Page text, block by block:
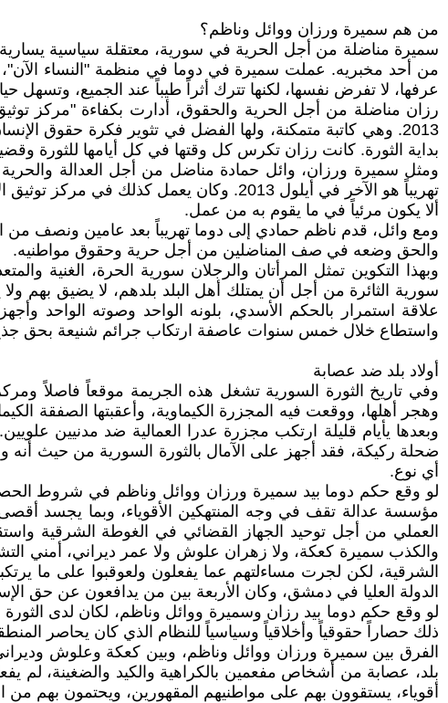
من هم سميرة ورزان ووائل وناظم؟
من أحد مخبريه. عملت سميرة في دوما في منظمة "النساء
عرفها، لا تفرض نفسها، لكنها تترك أثراً طيباً عند الجميع، وتسهل
رزان مناضلة من أجل الحرية والحقوق، أدارت بكفاءة "مركز
بداية الثورة. كانت رزان تكرس كل وقتها في كل أيامها للثورة
ومثل سميرة ورزان، وائل حمادة مناضل من أجل العدالة
تهريباً هو الآخر في أيلول 2013. وكان
ألا يكون مرئياً في ما يقوم به من عمل.
ومع وائل، قدم ناظم حمادي إلى دوما تهريباً بعد عامين ونصف
والحق وضعه في صف المناضلين من أجل حرية وحقوق مواطنيه.
وبهذا التكوين تمثل المرأتان والرجلان سورية الحرة، الغنية
سورية الثائرة من أجل أن يمتلك أهل البلد بلدهم، لا يضيق بهم
علاقة استمرار بالحكم الأسدي، بلونه الواحد وصوته الواحد
واستطاع خلال خمس سنوات عاصفة ارتكاب جرائم شنيعة بحق
أولاد بلد ضد عصابة
وهجر أهلها، ووقعت فيه المجزرة الكيماوية، وأعقبتها الصفقة
وبعدها يأيام قليلة ارتكب مجزرة عدرا العمالية ضد مدنيين
ضحلة ركيكة، فقد أجهز على الآمال بالثورة السورية من حيث
أي نوع.
لو وقع حكم دوما بيد سميرة ورزان ووائل وناظم في شروط
مؤسسة عدالة تقف في وجه المنتهكين الأقوياء، وبما يجسد
العملي من أجل توحيد الجهاز القضائي في الغوطة الشرقية
والكذب سميرة كعكة، ولا زهران علوش ولا عمر ديراني، أمني
الشرقية، لكن لجرت مساءلتهم عما يفعلون ولعوقبوا على ما
الدولة العليا في دمشق، وكان الأربعة بين من يدافعون عن حق
لو وقع حكم دوما بيد رزان وسميرة ووائل وناظم، لكان لدى
ذلك حصاراً حقوقياً وأخلاقياً وسياسياً للنظام الذي كان يحاصر
الفرق بين سميرة ورزان ووائل وناظم، وبين كعكة وعلوش
بلد، عصابة من أشخاص مفعمين بالكراهية والكيد والضغينة، لم
أقوياء، يستقوون بهم على مواطنيهم المقهورين، ويحتمون بهم من